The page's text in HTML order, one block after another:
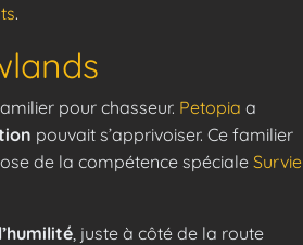
.
pour chasseur. Petopia a
pouvait s’apprivoiser. Ce familier
de la compétence spécialeSurvie
, juste à côté de la route